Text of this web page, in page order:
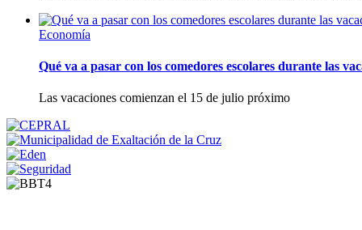
Economía
Qué va a pasar con los comedores escolares durante las
Las vacaciones comienzan el 15 de julio próximo